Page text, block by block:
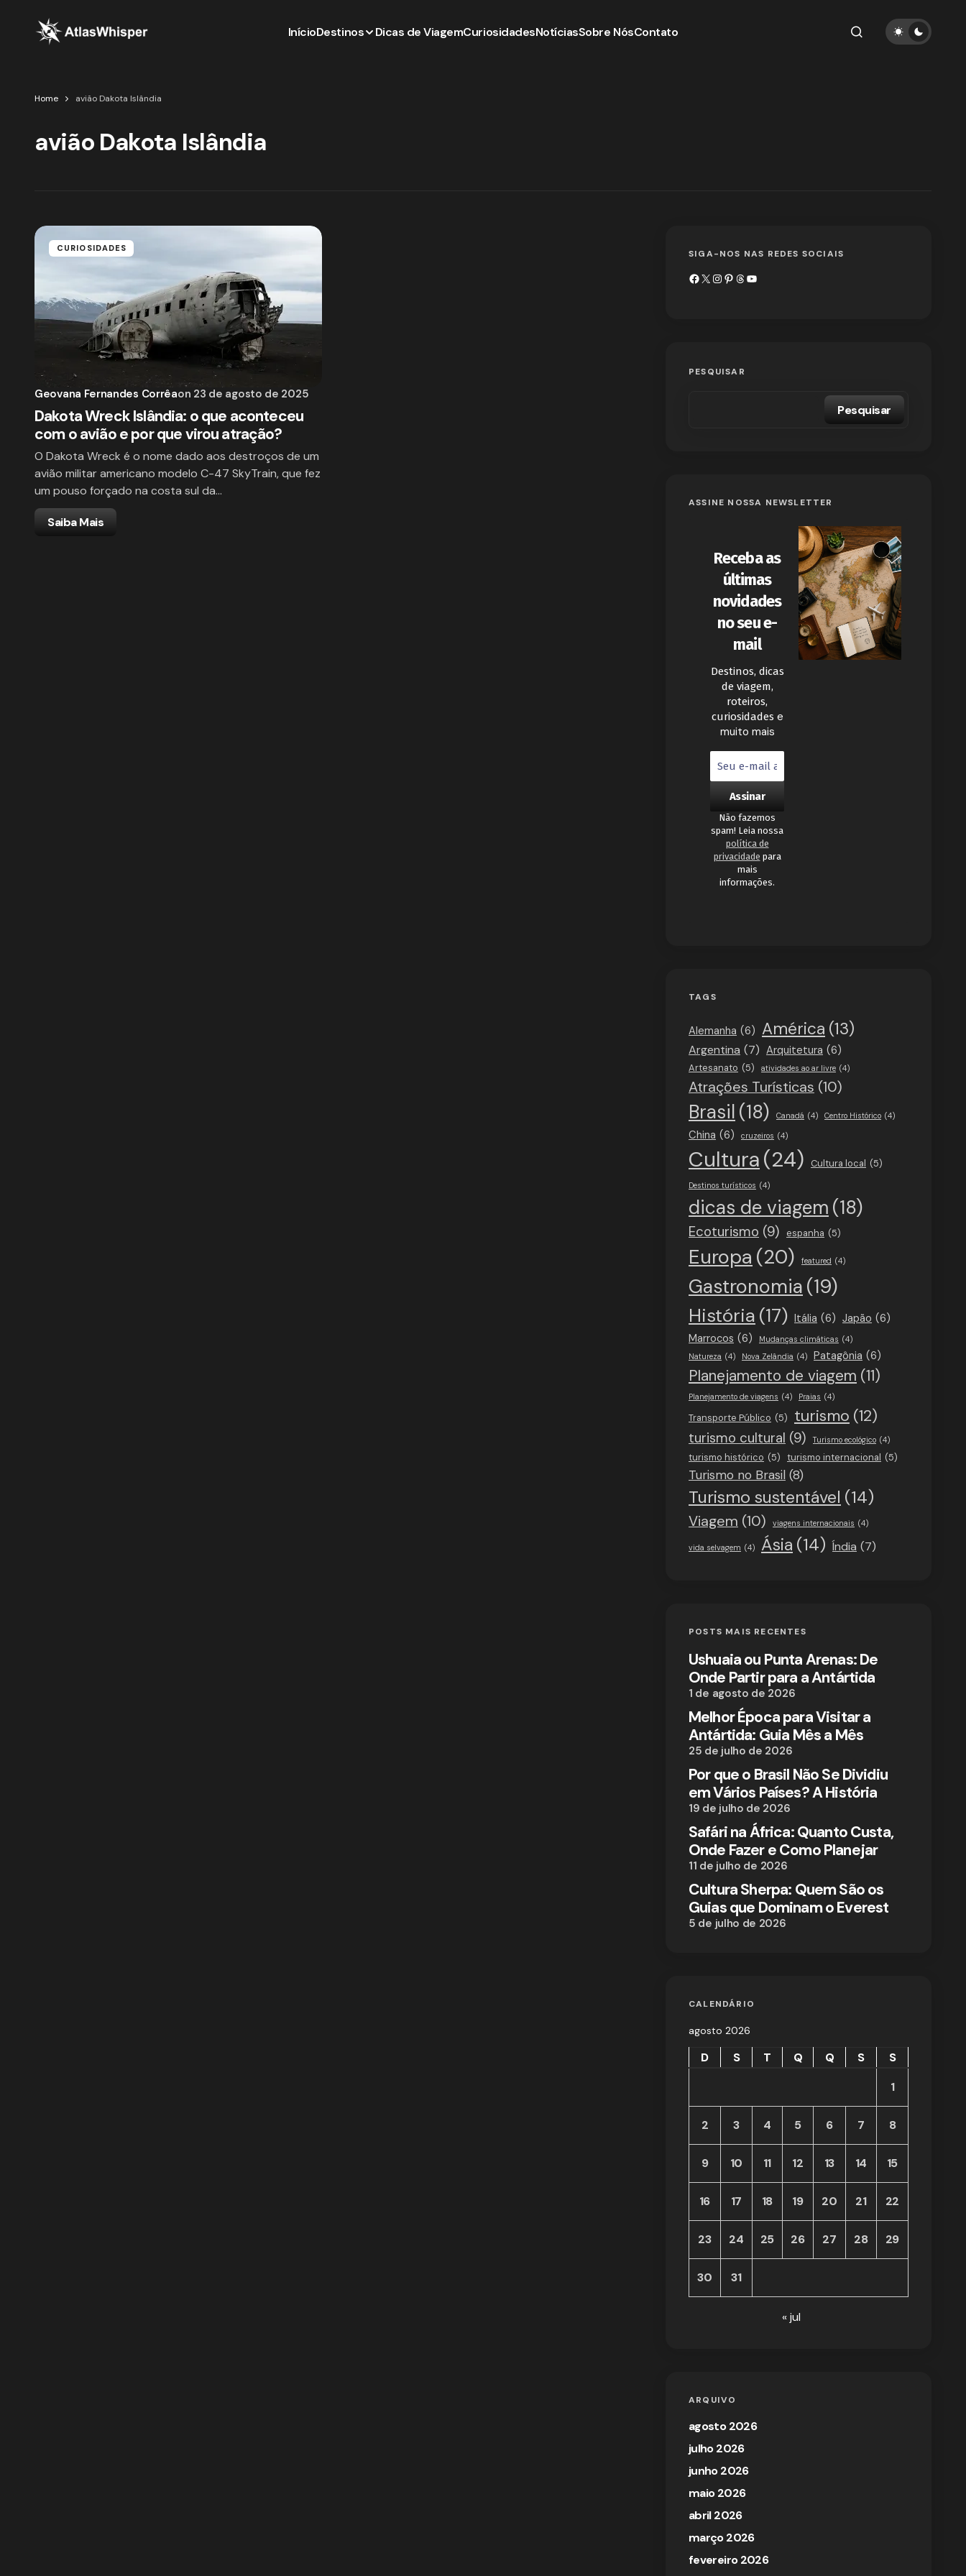
InícioDestinos Dicas de ViagemCuriosidadesNotíciasSobre NósContato
Home avião Dakota Islândia
avião Dakota Islândia
CURIOSIDADES
Geovana Fernandes Corrêaon 23 de agosto de 2025
Dakota Wreck Islândia: o que aconteceu
com o avião e por que virou atração?
O Dakota Wreck é o nome dado aos destroços de um
avião militar americano modelo C-47 SkyTrain, que fez
um pouso forçado na costa sul da…
Saiba Mais
SIGA-NOS NAS REDES SOCIAIS
PESQUISAR
Pesquisar
ASSINE NOSSA NEWSLETTER
Receba as
últimas
novidades
no seu e-
mail
Destinos, dicas
de viagem,
roteiros,
curiosidades e
muito mais
Não fazemos
spam! Leia nossa
política de
privacidade para
mais
informações.
TAGS
Alemanha (6) América (13)
Argentina (7) Arquitetura (6)
Artesanato (5) atividades ao ar livre (4)
Atrações Turísticas (10)
Brasil (18) Canadá (4) Centro Histórico (4)
China (6) cruzeiros (4)
Cultura(24) Cultura local (5)
Destinos turísticos (4)
dicas de viagem (18)
Ecoturismo (9) espanha (5)
Europa (20) featured (4)
Gastronomia (19)
História (17) Itália (6) Japão (6)
Marrocos (6) Mudanças climáticas (4)
Natureza (4) Nova Zelândia (4) Patagônia (6)
Planejamento de viagem (11)
Planejamento de viagens (4) Praias (4)
Transporte Público (5) turismo (12)
turismo cultural (9) Turismo ecológico (4)
turismo histórico (5) turismo internacional (5)
Turismo no Brasil (8)
Turismo sustentável (14)
Viagem (10) viagens internacionais (4)
vida selvagem (4) Ásia (14) Índia (7)
POSTS MAIS RECENTES
Ushuaia ou Punta Arenas: De
Onde Partir para a Antártida
1 de agosto de 2026
Melhor Época para Visitar a
Antártida: Guia Mês a Mês
25 de julho de 2026
Por que o Brasil Não Se Dividiu
em Vários Países? A História
19 de julho de 2026
Safári na África: Quanto Custa,
Onde Fazer e Como Planejar
11 de julho de 2026
Cultura Sherpa: Quem São os
Guias que Dominam o Everest
5 de julho de 2026
CALENDÁRIO
agosto 2026
D S T Q Q S
S
1
2 3 4 5 6 7 8
9 10 11 12 13 14 15
16 17 18 19 20 21 22
23 24 25 26 27 28 29
30 31
« jul
ARQUIVO
agosto 2026
julho 2026
junho 2026
maio 2026
abril 2026
março 2026
fevereiro 2026